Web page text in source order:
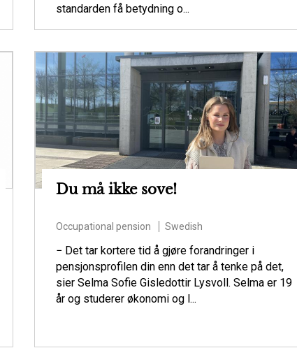
standarden få betydning o...
Du må ikke sove!
Occupational pension Swedish
− Det tar kortere tid å gjøre forandringer i
pensjonsprofilen din enn det tar å tenke på det,
sier Selma Sofie Gisledottir Lysvoll. Selma er 19
år og studerer økonomi og l...